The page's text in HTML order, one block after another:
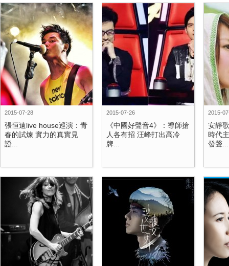
2015-07-28
張恒遠live house巡演：青
春的試煉 實力的真實見
證...
2015-07-26
《中國好聲音4》：導師搶
人各有招 汪峰打出高冷
牌...
2015-
安靜
時代
發聲...